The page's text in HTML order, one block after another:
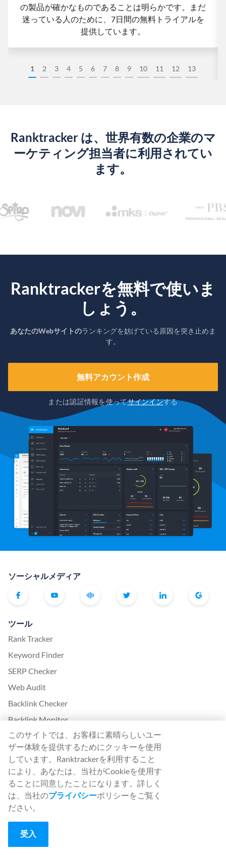
1 2 3 4 5 6 7 8 9 10 11 12 13
の製品が確かなものであることは明らかです。まだ
迷っている人のために、7日間の無料トライアルを
提供しています。
Ranktracker は、世界有数の企業のマ
ーケティング担当者に利用されてい
ます。
Ranktrackerを無料で使いま
しょう。
あなたのWebサイトのランキングを妨げている原因を突き止めま
す。
無料アカウント作成
または認証情報を使ってサインインする
ソーシャルメディア
ツール
Rank Tracker
Keyword Finder
SERP Checker
Web Audit
Backlink Checker
Backlink Monitor
SEOチェックリスト
AI Article Writer
無料です。SERPシミュレーター
Ranktrackerの詳細
White Label SaaS Backlink Service
このサイトでは、お客様に素晴らしいユー
ザー体験を提供するためにクッキーを使用
しています。Ranktrackerを利用すること
により、あなたは、当社がCookieを使用す
ることに同意したことになります。詳しく
は、当社のプライバシーポリシーをご覧く
ださい。
受入